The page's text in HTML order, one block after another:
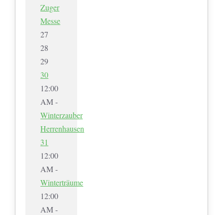
Zuger
Messe
27
28
29
30
12:00
AM -
Winterzauber
Herrenhausen
31
12:00
AM -
Winterträume
12:00
AM -